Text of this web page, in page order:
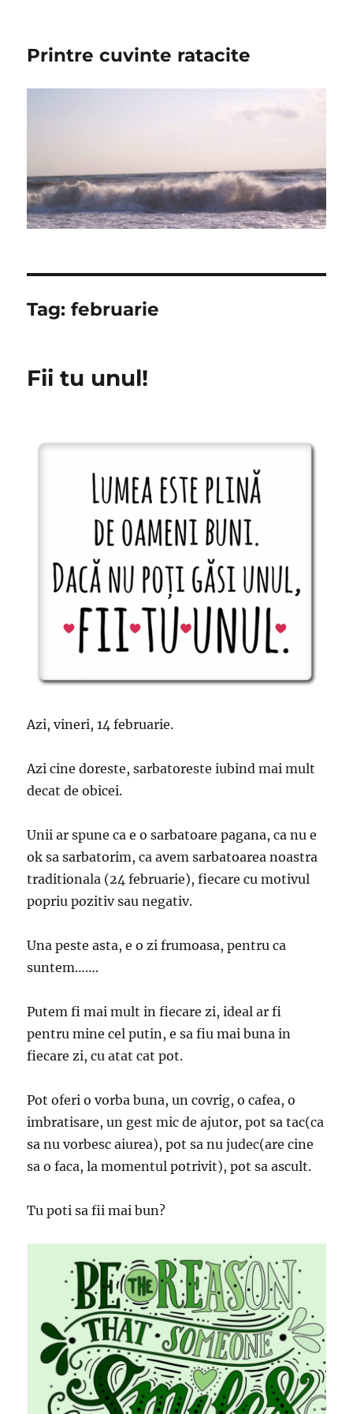
Printre cuvinte ratacite
Tag:februarie
Fii tu unul!
Azi, vineri, 14 februarie.
Azi cine doreste, sarbatoreste iubind mai mult
decat de obicei.
Unii ar spune ca e o sarbatoare pagana, ca nu e
ok sa sarbatorim, ca avem sarbatoarea noastra
traditionala (24 februarie), fiecare cu motivul
popriu pozitiv sau negativ.
Una peste asta, e o zi frumoasa, pentru ca
suntem…….
Putem fi mai mult in fiecare zi, ideal ar fi
pentru mine cel putin, e sa fiu mai buna in
fiecare zi, cu atat cat pot.
Pot oferi o vorba buna, un covrig, o cafea, o
imbratisare, un gest mic de ajutor, pot sa tac(ca
sa nu vorbesc aiurea), pot sa nu judec(are cine
sa o faca, la momentul potrivit), pot sa ascult.
Tu poti sa fii mai bun?